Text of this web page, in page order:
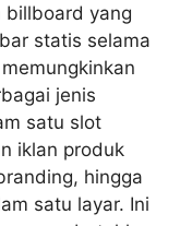
yang
statis selama
jenis
satu slot
iklan produk
hingga
satu layar. Ini